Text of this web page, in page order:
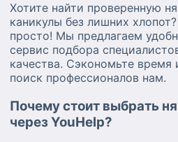
Хотите найти проверенную
каникулы без лишних
просто! Мы предлагаем
сервис подбора
качества. Сэкономьте время
поиск профессионалов нам.
Почему стоит выбрать
через YouHelp?